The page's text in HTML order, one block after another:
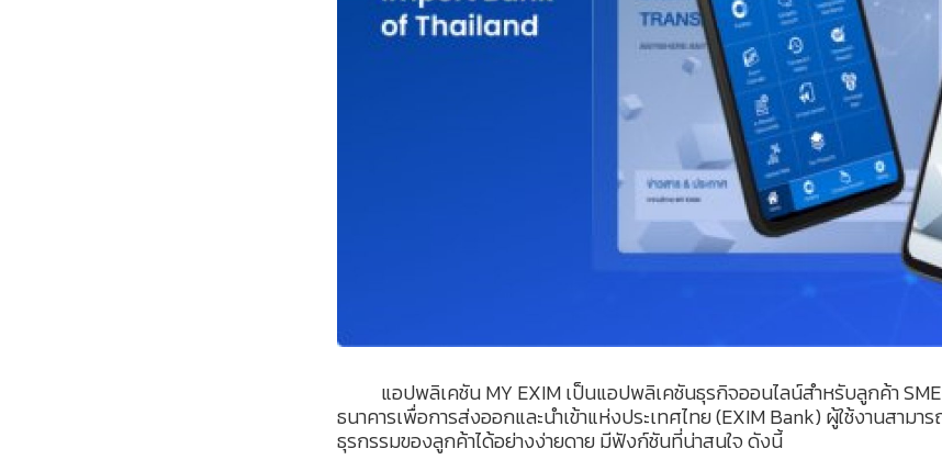
แอปพลิเคชัน MY EXIM เป็นแอปพลิเคชันธุรกิจออนไลน์สำหรับลูกค้า SME
ธนาคารเพื่อการส่งออกและนำเข้าแห่งประเทศไทย (EXIM Bank) ผู้ใช้งานสาม
ธุรกรรมของลูกค้าได้อย่างง่ายดาย มีฟังก์ชันที่น่าสนใจ ดังนี้